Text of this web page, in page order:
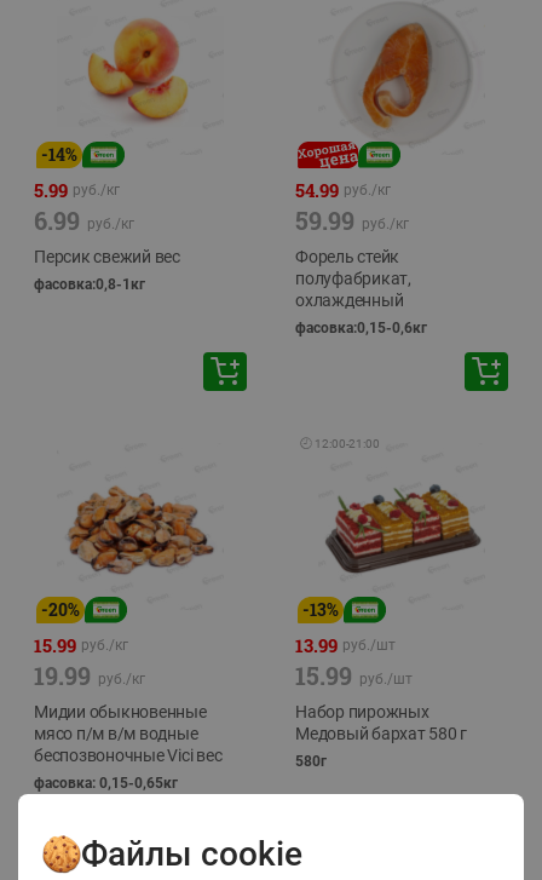
-14%
5.99 руб./кг
6.99 руб./кг
Персик свежий вес
фасовка:0,8-1кг
54.99 руб./кг
59.99 руб./кг
Форель стейк
полуфабрикат,
охлажденный
фасовка:0,15-0,6кг
-20%
15.99 руб./кг
19.99 руб./кг
Мидии обыкновенные
мясо п/м в/м водные
беспозвоночные Vici вес
фасовка: 0,15-0,65кг
🕘 12:00-21:00
-13%
13.99 руб./шт
15.99 руб./шт
Набор пирожных
Медовый бархат 580 г
580г
Файлы cookie